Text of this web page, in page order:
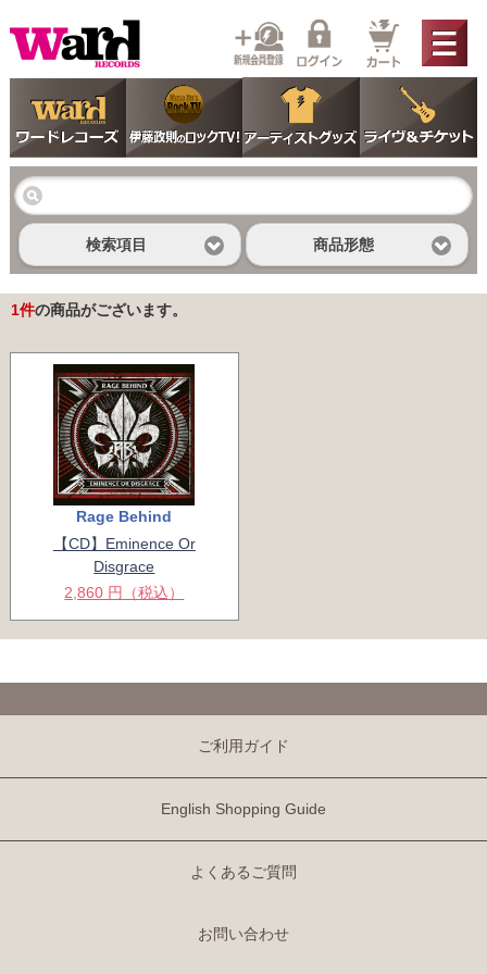
検索項目 商品形態
1件の商品がございます。
Rage Behind
【CD】Eminence Or
Disgrace
2,860 円（税込）
ご利用ガイド
English Shopping Guide
よくあるご質問
お問い合わせ